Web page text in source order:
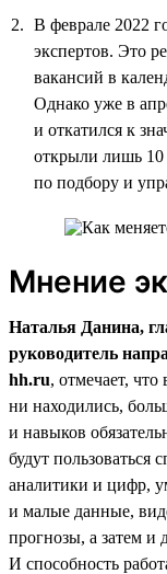
В феврале 2022
экспертов. Это
вакансий в
Однако уже в
и откатился к
открыли лишь 10
по подбору и
Мнение
Наталья Данина,
руководитель
hh.ru, отмечает,
ни находились,
и навыков
будут пользоваться
аналитики и цифр,
и малые данные,
прогнозы, а затем и
И способность